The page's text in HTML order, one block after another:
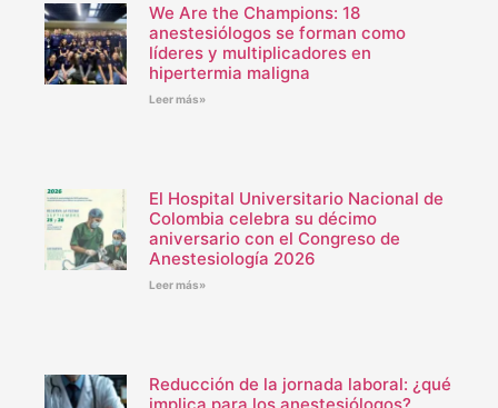
We Are the Champions: 18
anestesiólogos se forman como
líderes y multiplicadores en
hipertermia maligna
Leer más»
El Hospital Universitario Nacional de
Colombia celebra su décimo
aniversario con el Congreso de
Anestesiología 2026
Leer más»
Reducción de la jornada laboral: ¿qué